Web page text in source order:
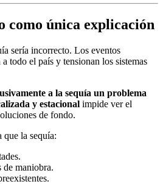
como única explicación
sería incorrecto. Los eventos
todo el país y tensionan los sistemas
a la sequía un problema
y estacional impide ver el
de fondo.
que la sequía:
de maniobra.